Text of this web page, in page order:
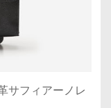
サフィアーノレ